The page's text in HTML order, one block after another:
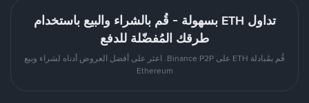
تداول ETH بسهولة - قُم بالشراء والبيع باستخدام
طرقك المُفضّلة للدفع
قُم بمُبادلة ETH على Binance P2P. اعثر على أفضل العروض أدناه لشراء وبيع
Ethereum